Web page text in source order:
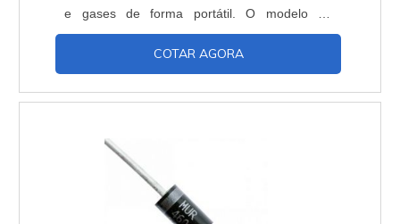
e gases de forma portátil. O modelo de
Medidor tipo Ultrasonico TransPort PT878 é
um sistema de demarcação de vazão
apto para oferecer água potável, águas
água e líquidos ultrapuros....
COTAR AGORA